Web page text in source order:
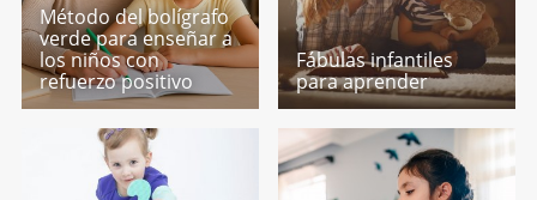
Método del bolígrafo
verde para enseñar a
los niños con
refuerzo positivo
Fábulas infantiles
para aprender